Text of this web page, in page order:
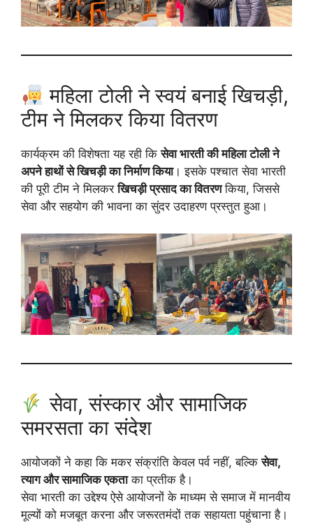
महिला टोली ने स्वयं बनाई खिचड़ी,
टीम ने मिलकर किया वितरण
कार्यक्रम की विशेषता यह रही किसेवा भारती की महिला टोली ने
अपने हाथों से खिचड़ी का निर्माण किया। इसके पश्चात सेवा भारती
की पूरी टीम ने मिलकरखिचड़ी प्रसाद का वितरणकिया, जिससे
सेवा और सहयोग की भावना का सुंदर उदाहरण प्रस्तुत हुआ।
सेवा, संस्कार और सामाजिक
समरसता का संदेश
आयोजकों ने कहा कि मकर संक्रांति केवल पर्व नहीं, बल्किसेवा,
त्याग और सामाजिक एकताका प्रतीक है।
सेवा भारती का उद्देश्य ऐसे आयोजनों के माध्यम से समाज में मानवीय
मूल्यों को मजबूत करना और जरूरतमंदों तक सहायता पहुंचाना है।